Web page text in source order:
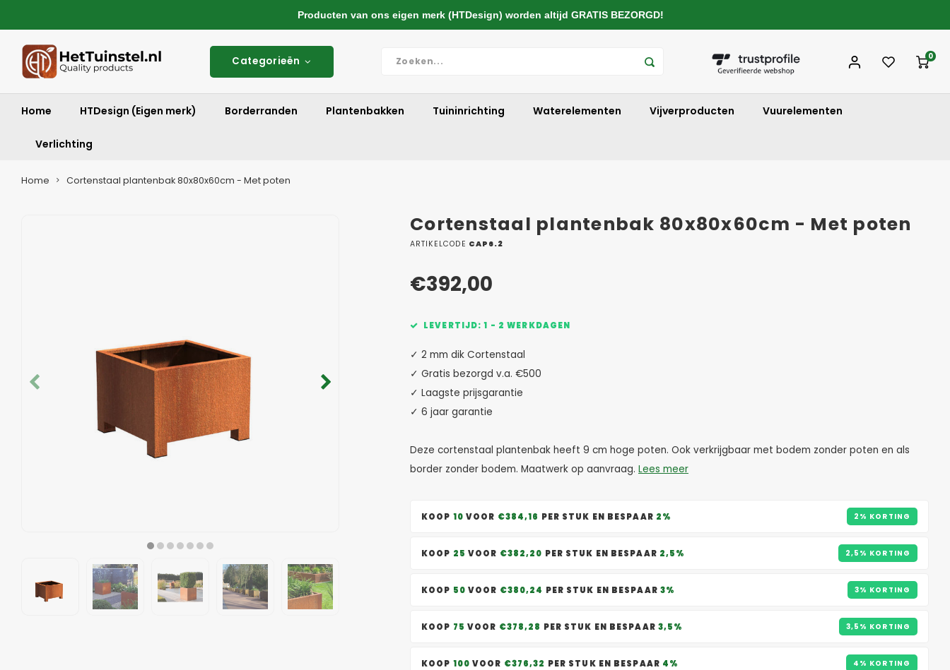
Categorieën 0
Home HTDesign (Eigen merk) Borderranden Plantenbakken Tuininrichting Waterelementen Vijverproducten Vuurelementen
Verlichting
Home Cortenstaal plantenbak 80x80x60cm - Met poten
Cortenstaal plantenbak 80x80x60cm - Met poten
ARTIKELCODE CAP6.2
€392,00
LEVERTIJD: 1 - 2 WERKDAGEN
✓ 2 mm dik Cortenstaal
✓ Gratis bezorgd v.a. €500
✓ Laagste prijsgarantie
✓ 6 jaar garantie
Deze cortenstaal plantenbak heeft 9 cm hoge poten. Ook verkrijgbaar met bodem zonder poten en als
border zonder bodem. Maatwerk op aanvraag. Lees meer
KOOP 10 VOOR €384,16 PER STUK EN BESPAAR 2% 2% KORTING
KOOP 25 VOOR €382,20 PER STUK EN BESPAAR 2,5% 2,5% KORTING
KOOP 50 VOOR €380,24 PER STUK EN BESPAAR 3% 3% KORTING
KOOP 75 VOOR €378,28 PER STUK EN BESPAAR 3,5% 3,5% KORTING
KOOP 100 VOOR €376,32 PER STUK EN BESPAAR 4% 4% KORTING
Producten van ons eigen merk (HTDesign) worden altijd GRATIS BEZORGD!